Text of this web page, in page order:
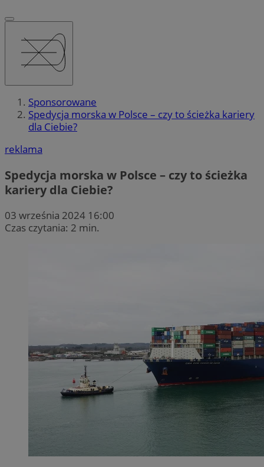
Sponsorowane
Spedycja morska w Polsce – czy to ścieżka kariery
dla Ciebie?
reklama
Spedycja morska w Polsce – czy to ścieżka
kariery dla Ciebie?
03 września 2024 16:00
Czas czytania: 2 min.